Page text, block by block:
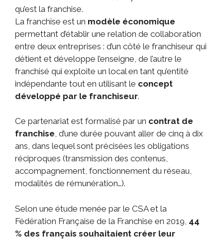
qu’est la franchise.
La franchise est un modèle économique
permettant d’établir une relation de collaboration
entre deux entreprises : d’un côté le franchiseur qui
détient et développe l’enseigne, de l’autre le
franchisé qui exploite un local en tant qu’entité
indépendante tout en utilisant le concept
développé par le franchiseur.
Ce partenariat est formalisé par un contrat de
franchise, d’une durée pouvant aller de cinq à dix
ans, dans lequel sont précisées les obligations
réciproques (transmission des contenus,
accompagnement, fonctionnement du réseau,
modalités de rémunération…).
Selon une étude menée par le CSA et la
Fédération Française de la Franchise en 2019, 44
% des français souhaitaient créer leur